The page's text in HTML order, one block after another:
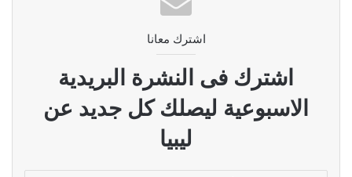
اشترك معانا
اشترك فى النشرة البريدية
الاسبوعية ليصلك كل جديد عن
ليبيا